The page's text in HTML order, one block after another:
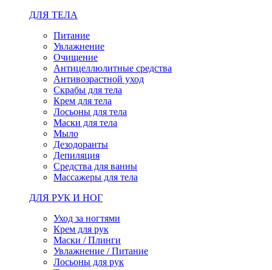
ДЛЯ ТЕЛА
Питание
Увлажнение
Очищение
Антицеллюлитные средства
Антивозрастной уход
Скрабы для тела
Крем для тела
Лосьоны для тела
Маски для тела
Мыло
Дезодоранты
Депиляция
Средства для ванны
Массажеры для тела
ДЛЯ РУК И НОГ
Уход за ногтями
Крем для рук
Маски / Плинги
Увлажнение / Питание
Лосьоны для рук